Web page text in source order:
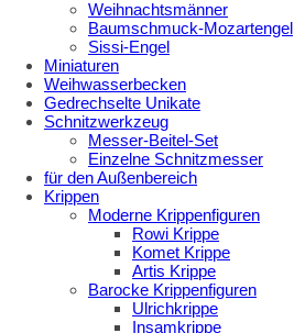
Weihnachtsmänner
Baumschmuck-Mozartengel
Sissi-Engel
Miniaturen
Weihwasserbecken
Gedrechselte Unikate
Schnitzwerkzeug
Messer-Beitel-Set
Einzelne Schnitzmesser
für den Außenbereich
Krippen
Moderne Krippenfiguren
Rowi Krippe
Komet Krippe
Artis Krippe
Barocke Krippenfiguren
Ulrichkrippe
Insamkrippe